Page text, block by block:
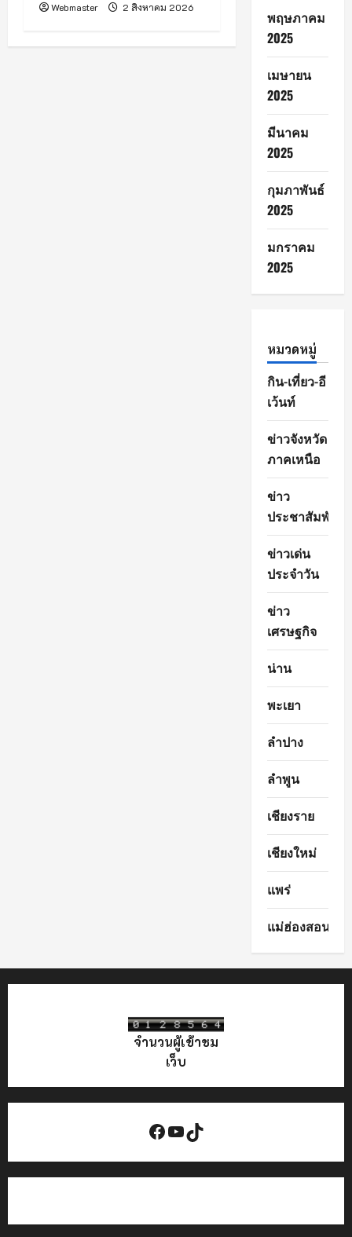
Webmaster 2 สิงหาคม 2026
พฤษภาคม
2025
เมษายน
2025
มีนาคม
2025
กุมภาพันธ์
2025
มกราคม
2025
หมวดหมู่
กิน-เที่ยว-อี
เว้นท์
ข่าวจังหวัด
ภาคเหนือ
ข่าว
ประชาสัมพันธ์
ข่าวเด่น
ประจำวัน
ข่าว
เศรษฐกิจ
น่าน
พะเยา
ลำปาง
ลำพูน
เชียงราย
เชียงใหม่
แพร่
แม่ฮ่องสอน
จำนวนผู้เข้าชม
เว็บ
Facebook
YouTube
TikTok